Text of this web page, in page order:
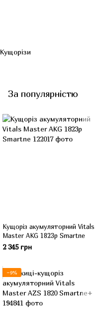
Кущорізи
За популярністю
Кущоріз акумуляторний Vitals
Master AKG 1823p Smartne
2 345 грн
−9%